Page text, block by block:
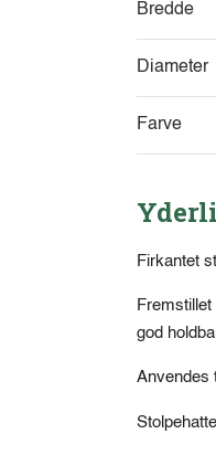
Bredde
Diameter
Farve
Firkantet
god
Anvendes